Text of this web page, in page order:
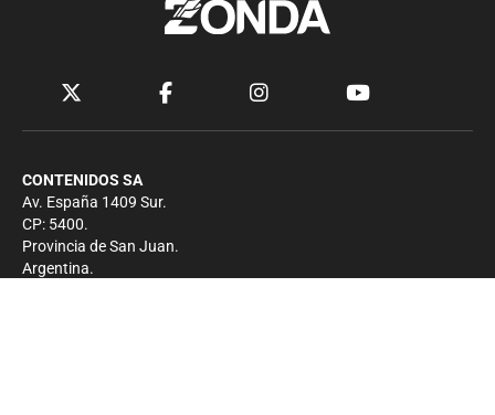
CONTENIDOS SA
Av. España 1409 Sur.
CP: 5400.
Provincia de San Juan.
Argentina.